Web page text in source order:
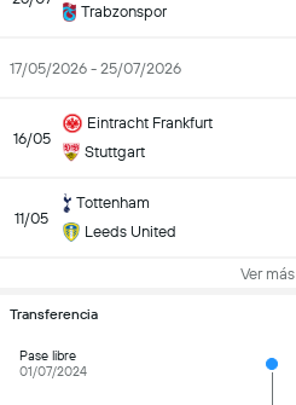
Trabzonspor
17/05/2026 - 25/07/2026
16/05
Eintracht Frankfurt
Stuttgart
11/05
Tottenham
Leeds United
Ver más
Transferencia
Pase libre
01/07/2024